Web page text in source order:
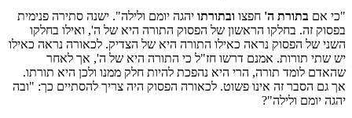
"כי אם בתורת ה' חפצו ובתורתו יהגה יומם ולילה". ישנה סתירה פנימית
בפסוק זה. בחלקו הראשון של הפסוק התורה היא של ה', ואילו בחלקו
השני של הפסוק נראה כאילו התורה היא של הצדיק. לכאורה נראה כאילו
יש שתי תורות. אמנם דרשו חז"ל כי התורה היא של ה', אך לאחר
שהאדם לומד תורה, הרי היא נהפכת להיות חלק ממנו ולכן היא תורתו.
אך גם הסבר זה אינו פשוט. לכאורה הפסוק היה צריך להסתיים כך: "ובה
יהגה יומם ולילה"?